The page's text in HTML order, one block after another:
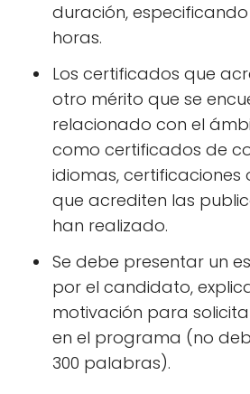
duración,
horas.
Los certificados que
otro mérito que se
relacionado con el
como certificados de
idiomas, certificaciones
que acrediten las
han realizado.
Se debe presentar un
por el candidato,
motivación para
en el programa (no
300 palabras).